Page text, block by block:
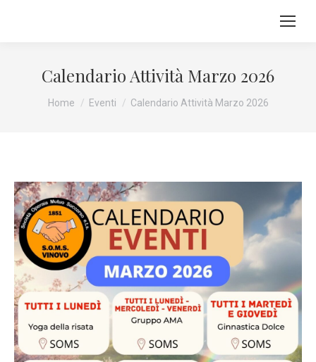
Calendario Attività Marzo 2026
Tu sei qui:
Home Eventi Calendario Attività Marzo 2026